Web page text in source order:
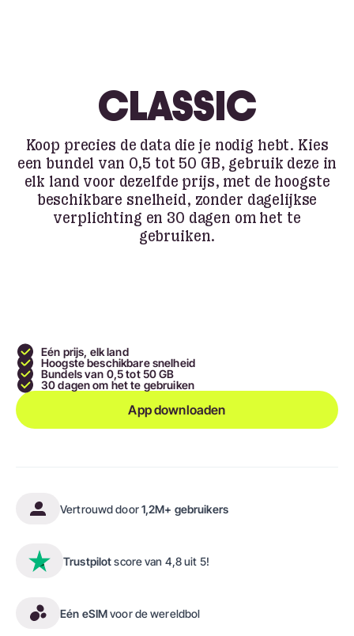
CLASSIC
Koop precies de data die je nodig hebt. Kies
een bundel van 0,5 tot 50 GB, gebruik deze in
elk land voor dezelfde prijs, met de hoogste
beschikbare snelheid, zonder dagelijkse
verplichting en 30 dagen om het te
gebruiken.
Eén prijs, elk land
Hoogste beschikbare snelheid
Bundels van 0,5 tot 50 GB
30 dagen om het te gebruiken
App downloaden
Vertrouwd door1,2M+ gebruikers
Trustpilotscore van 4,8 uit 5!
Eén eSIMvoor de wereldbol